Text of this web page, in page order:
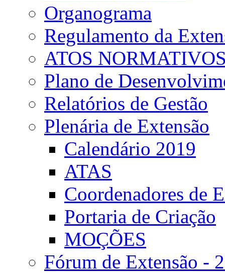
Organograma
Regulamento da
ATOS
Plano de
Relatórios de Gestão
Plenária de Extensão
Calendário 2019
ATAS
Coordenadores de
Portaria de Criação
MOÇÕES
Fórum de Extensão -